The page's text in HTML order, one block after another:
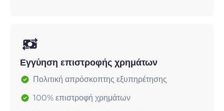
Εγγύηση επιστροφής χρημάτων
Πολιτική απρόσκοπτης εξυπηρέτησης
100% επιστροφή χρημάτων